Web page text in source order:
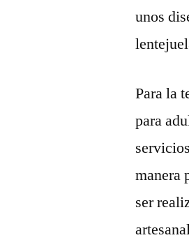
unos
Para la
para
manera
ser